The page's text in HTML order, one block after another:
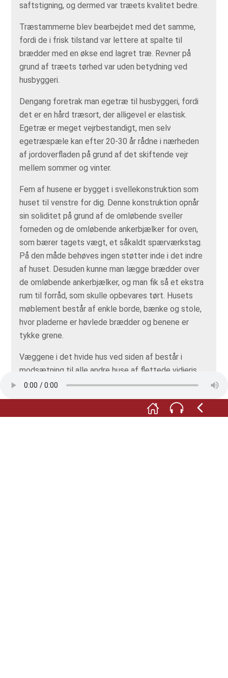
saftstigning, og dermed var træets kvalitet bedre.
Træstammerne blev bearbejdet med det samme,
fordi de i frisk tilstand var lettere at spalte til
brædder med en økse end lagret træ. Revner på
grund af træets tørhed var uden betydning ved
husbyggeri.
Dengang foretrak man egetræ til husbyggeri, fordi
det er en hård træsort, der alligevel er elastisk.
Egetræ er meget vejrbestandigt, men selv
egetræspæle kan efter 20-30 år rådne i nærheden
af jordoverfladen på grund af det skiftende vejr
mellem sommer og vinter.
Fem af husene er bygget i svellekonstruktion som
huset til venstre for dig. Denne konstruktion opnår
sin soliditet på grund af de omløbende sveller
forneden og de omløbende ankerbjælker for oven,
som bærer tagets vægt, et såkaldt spærværkstag.
På den måde behøves ingen støtter inde i det indre
af huset. Desuden kunne man lægge brædder over
de omløbende ankerbjælker, og man fik så et ekstra
rum til forråd, som skulle opbevares tørt. Husets
møblement består af enkle borde, bænke og stole,
hvor pladerne er høvlede brædder og benene er
tykke grene.
Væggene i det hvide hus ved siden af består i
modsætning til alle andre huse af flettede vidjeris
ligesom vores havehegn. Derefter blev ler blandet
med hestemøg og strå og strøget på væggen. Som
beskyttelse mod regnen blev husvæggene kalket. I